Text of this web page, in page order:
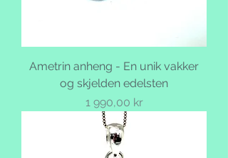
Ametrin anheng - En unik vakker
og skjelden edelsten
Pris
1 990,00 kr